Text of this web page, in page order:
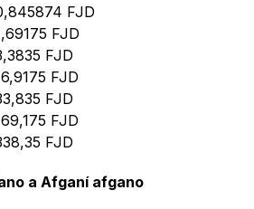
FJD
FJD
FJD
FJD
FJD
FJD
FJD
a Afganí afgano